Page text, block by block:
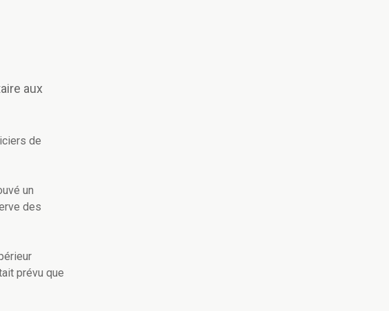
aux
de
un
des
prévu que